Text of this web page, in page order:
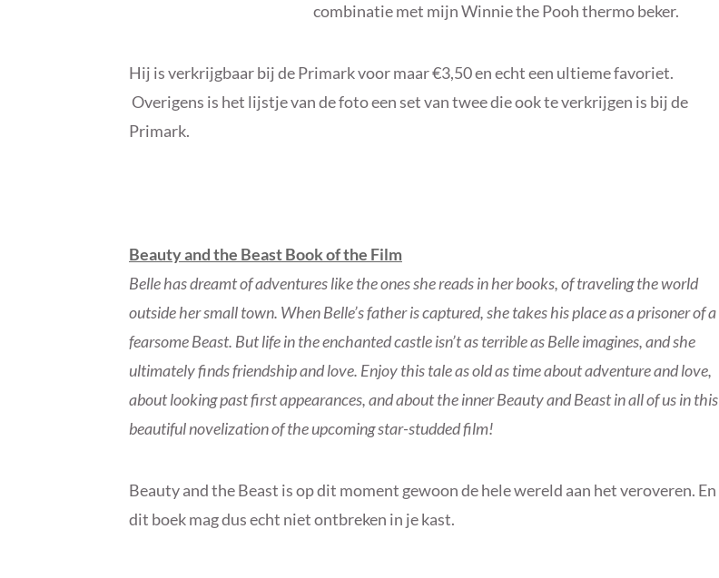
combinatie met mijn Winnie the Pooh thermo beker.
Hij is verkrijgbaar bij de Primark voor maar €3,50 en echt een ultieme favoriet.
Overigens is het lijstje van de foto een set van twee die ook te verkrijgen is bij de
Primark.
Beauty and the Beast Book of the Film
Belle has dreamt of adventures like the ones she reads in her books, of traveling the world
outside her small town. When Belle’s father is captured, she takes his place as a prisoner of a
fearsome Beast. But life in the enchanted castle isn’t as terrible as Belle imagines, and she
ultimately finds friendship and love. Enjoy this tale as old as time about adventure and love,
about looking past first appearances, and about the inner Beauty and Beast in all of us in this
beautiful novelization of the upcoming star-studded film!
Beauty and the Beast is op dit moment gewoon de hele wereld aan het veroveren. En
dit boek mag dus echt niet ontbreken in je kast.